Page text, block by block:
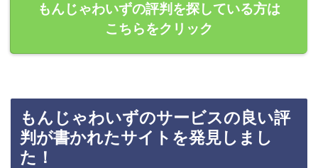
もんじゃわいずの評判を探している方は
こちらをクリック
もんじゃわいずのサービスの良い評
判が書かれたサイトを発見しまし
た！